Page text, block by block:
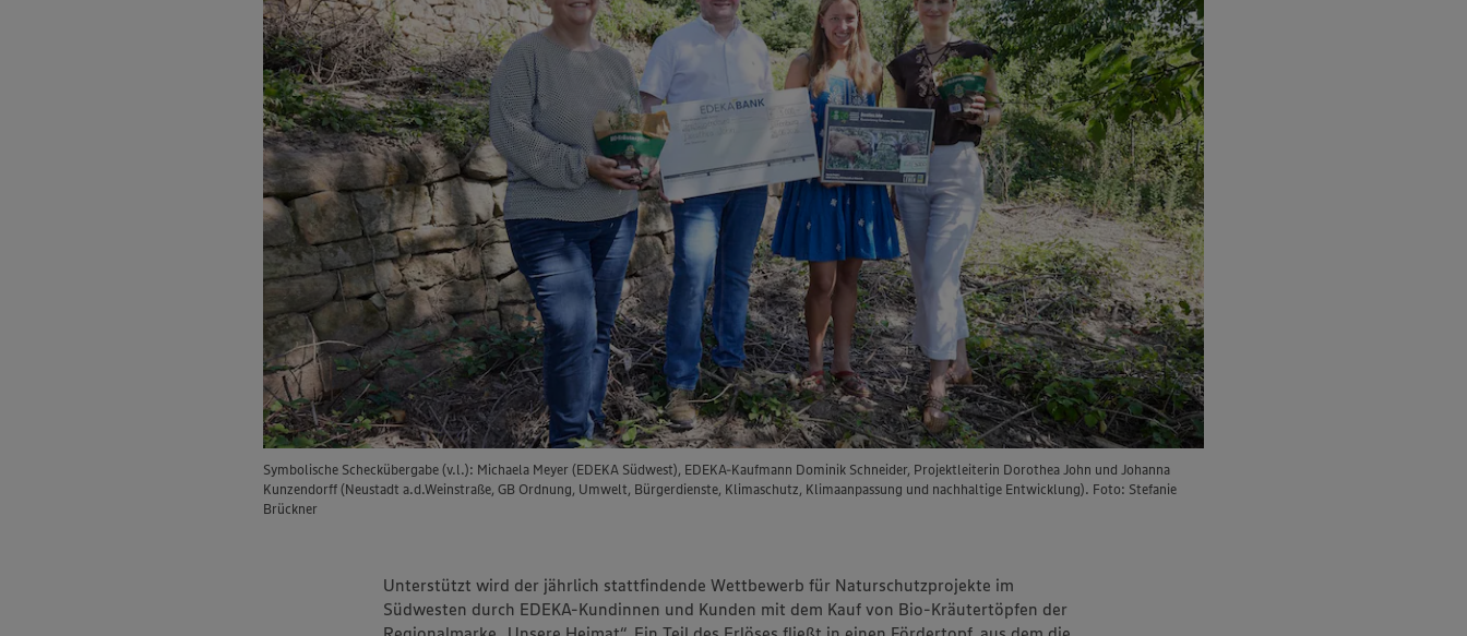
Symbolische Scheckübergabe (v.l.): Michaela Meyer (EDEKA Südwest), EDEKA-Kaufmann Dominik Schneider, Projektleiterin Dorothea John und Johanna
Kunzendorff (Neustadt a.d.Weinstraße, GB Ordnung, Umwelt, Bürgerdienste, Klimaschutz, Klimaanpassung und nachhaltige Entwicklung). Foto: Stefanie
Brückner
Unterstützt wird der jährlich stattfindende Wettbewerb für Naturschutzprojekte im
Südwesten durch EDEKA-Kundinnen und Kunden mit dem Kauf von Bio-Kräutertöpfen der